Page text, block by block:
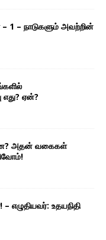
– 1 – நாடுகளும் அவற்றின்
எது? ஏன்?
அதன் வகைகள்
எழுதியவர்: உதயநிதி